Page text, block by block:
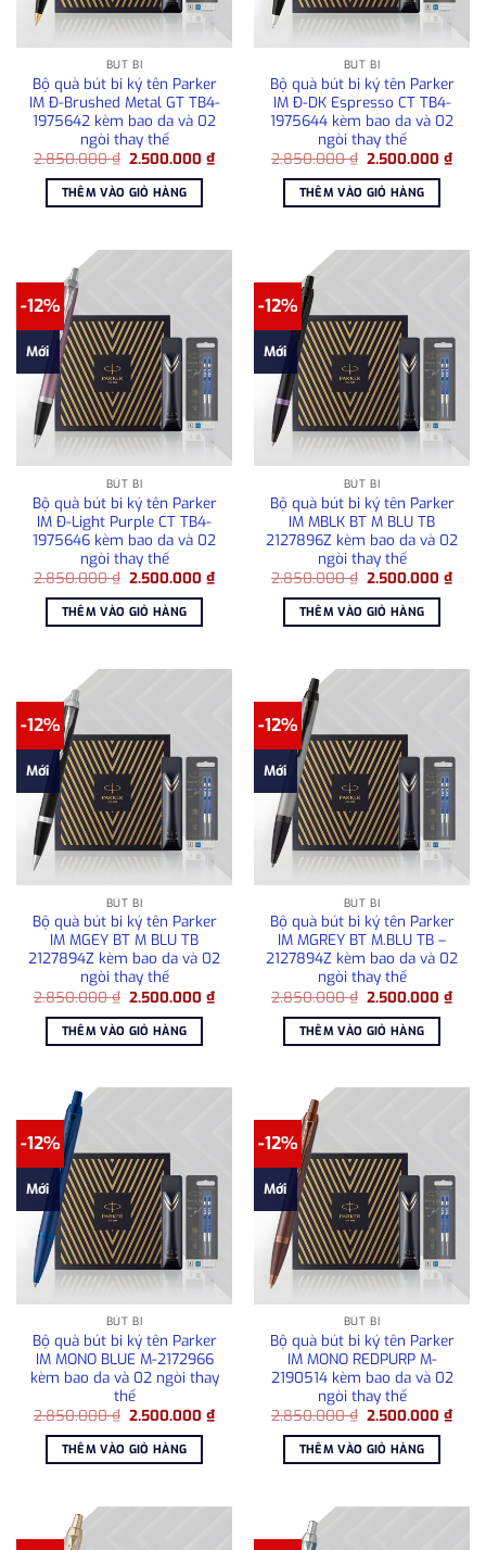
BÚT BI
Bộ quà bút bi ký tên Parker
IM Đ-Brushed Metal GT TB4-
1975642 kèm bao da và 02
ngòi thay thế
2.850.000₫ Giá
là:
2.850.000 ₫.
2.500.000₫Giá
hiện
2.500.000 ₫.
THÊM VÀO GIỎ HÀNG
BÚT BI
Bộ quà bút bi ký tên Parker
IM Đ-DK Espresso CT TB4-
1975644 kèm bao da và 02
ngòi thay thế
2.850.000₫ Giá
là:
2.850.000 ₫.
2.500.000₫Giá
hiện
THÊM VÀO GIỎ HÀNG
-12%
Mới
BÚT BI
Bộ quà bút bi ký tên Parker
IM Đ-Light Purple CT TB4-
1975646 kèm bao da và 02
ngòi thay thế
2.850.000₫ Giá
là:
2.850.000 ₫.
2.500.000₫Giá
hiện
2.500.000 ₫.
THÊM VÀO GIỎ HÀNG
-12%
Mới
BÚT BI
Bộ quà bút bi ký tên Parker
IM MBLK BT M BLU TB
2127896Z kèm bao da và 02
ngòi thay thế
2.850.000₫ Giá
là:
2.850.000 ₫.
2.500.000₫Giá
hiện
THÊM VÀO GIỎ HÀNG
-12%
Mới
BÚT BI
Bộ quà bút bi ký tên Parker
IM MGEY BT M BLU TB
2127894Z kèm bao da và 02
ngòi thay thế
2.850.000₫ Giá
là:
2.850.000 ₫.
2.500.000₫Giá
hiện
2.500.000 ₫.
THÊM VÀO GIỎ HÀNG
-12%
Mới
BÚT BI
Bộ quà bút bi ký tên Parker
IM MGREY BT M.BLU TB –
2127894Z kèm bao da và 02
ngòi thay thế
2.850.000₫ Giá
là:
2.850.000 ₫.
2.500.000₫Giá
hiện
THÊM VÀO GIỎ HÀNG
-12%
Mới
BÚT BI
Bộ quà bút bi ký tên Parker
IM MONO BLUE M-2172966
kèm bao da và 02 ngòi thay
thế
2.850.000₫ Giá
là:
2.850.000 ₫.
2.500.000₫Giá
THÊM VÀO GIỎ HÀNG
-12%
Mới
BÚT BI
Bộ quà bút bi ký tên Parker
IM MONO REDPURP M-
2190514 kèm bao da và 02
ngòi thay thế
2.850.000₫ Giá
là:
2.850.000 ₫.
2.500.000₫Giá
THÊM VÀO GIỎ HÀNG